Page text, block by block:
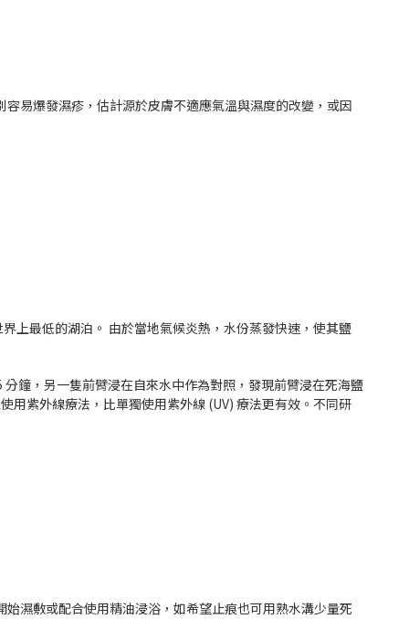
易爆發濕疹，估計源於皮膚不適應氣溫與濕度的改變，或因
上最低的湖泊。 由於當地氣候炎熱，水份蒸發快速，使其鹽
鐘，另一隻前臂浸在自來水中作為對照，發現前臂浸在死海鹽
用紫外線療法，比單獨使用紫外線 (UV) 療法更有效。不同研
濕敷或配合使用精油浸浴，如希望止痕也可用熟水溝少量死